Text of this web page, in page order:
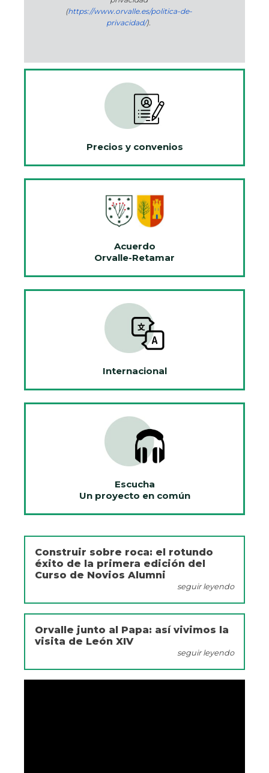
(https://www.orvalle.es/politica-de-
privacidad/).
Precios y convenios
Acuerdo
Orvalle-Retamar
Internacional
Escucha
Un proyecto en común
Construir sobre roca: el rotundo
éxito de la primera edición del
Curso de Novios Alumni
seguir leyendo
Orvalle junto al Papa: así vivimos la
visita de León XIV
seguir leyendo